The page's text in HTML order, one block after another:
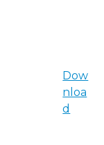
Dow
nloa
d